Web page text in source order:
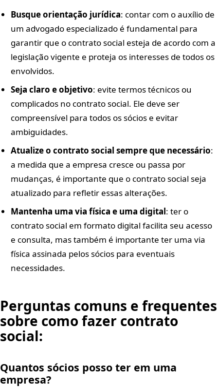
Busque orientação jurídica: contar com o auxílio de
um advogado especializado é fundamental para
garantir que o contrato social esteja de acordo com a
legislação vigente e proteja os interesses de todos os
envolvidos.
Seja claro e objetivo: evite termos técnicos ou
complicados no contrato social. Ele deve ser
compreensível para todos os sócios e evitar
ambiguidades.
Atualize o contrato social sempre que necessário:
a medida que a empresa cresce ou passa por
mudanças, é importante que o contrato social seja
atualizado para refletir essas alterações.
Mantenha uma via física e uma digital: ter o
contrato social em formato digital facilita seu acesso
e consulta, mas também é importante ter uma via
física assinada pelos sócios para eventuais
necessidades.
Perguntas comuns e frequentes
sobre como fazer contrato
social:
Quantos sócios posso ter em uma
empresa?